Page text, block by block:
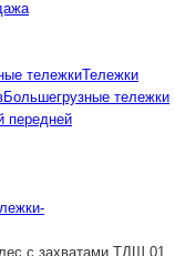
тележкиТележки
Большегрузные тележки
передней
с захватами ТДШ 01